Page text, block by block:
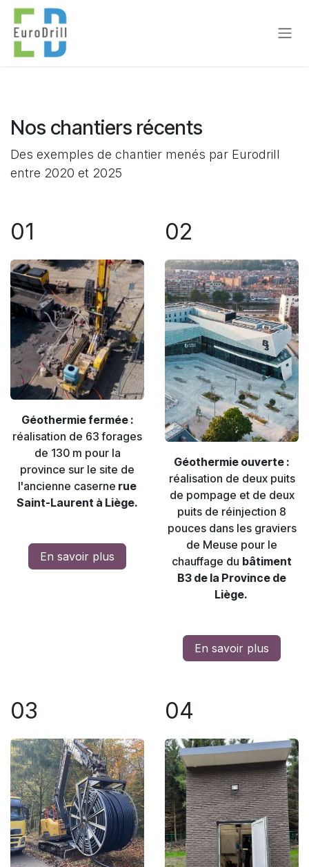
Se rendre au contenu
Nos chantiers récents
Des exemples de chantier menés par Eurodrill
entre 2020 et 2025
01
Géothermie fermée :
réalisation de 63 forages
de 130 m pour la
province sur le site de
l'ancienne caserne rue
Saint-Laurent à Liège.
En savoir plus
02
Géothermie ouverte :
réalisation de deux puits
de pompage et de deux
puits de réinjection 8
pouces dans les graviers
de Meuse pour le
chauffage du bâtiment
B3 de la Province de
Liège.
En savoir plus
03 04